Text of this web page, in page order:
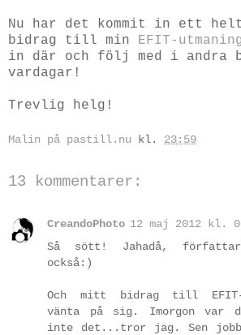
Nu har det kommit in ett helt
bidrag till min EFIT-utmaning
in där och följ med i andra
vardagar!
Trevlig helg!
Malin på pastill.nu kl. 23:59
13 kommentarer:
CreandoPhoto 12 maj 2012 kl.
Så sött! Jahadå,
också:)
Och mitt bidrag till EFIT-
vänta på sig. Imorgon var
inte det...tror jag. Sen